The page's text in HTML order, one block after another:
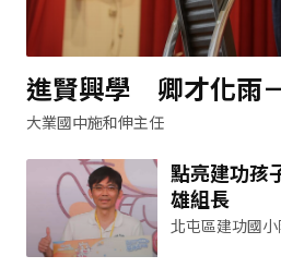
進賢興學 卿才化雨
大業國中施和伸主任
點亮建功孩
雄組長
北屯區建功國